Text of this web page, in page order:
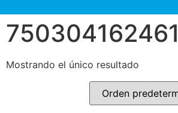
Mostrando el único resultado